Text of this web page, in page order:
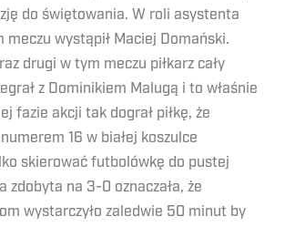
do świętowania. W roli asystenta
meczu wystąpił Maciej Domański.
drugi w tym meczu piłkarz cały
z Dominikiem Malugą i to właśnie
fazie akcji tak dograł piłkę, że
16 w białej koszulce
skierować futbolówkę do pustej
zdobyta na 3-0 oznaczała, że
wystarczyło zaledwie 50 minut by